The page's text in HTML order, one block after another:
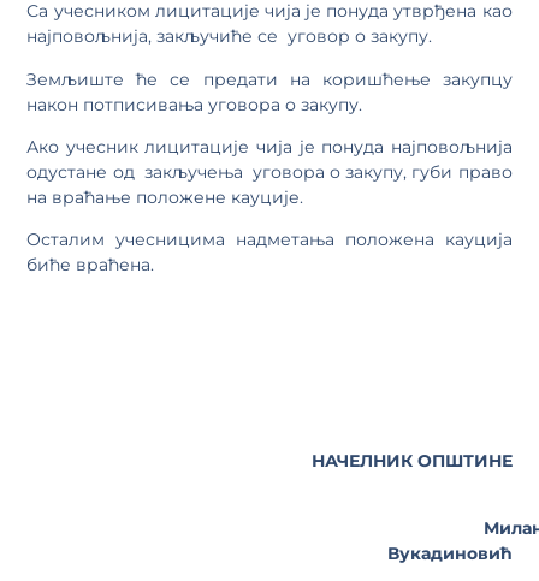
Са учесником лицитације чија је понуда утврђена као
најповољнија, закључиће се уговор о закупу.
Земљиште ће се предати на коришћење закупцу
након потписивања уговора о закупу.
Ако учесник лицитације чија је понуда најповољнија
одустане од закључења уговора о закупу, губи право
на враћање положене кауције.
Осталим учесницима надметања положена кауција
биће враћена.
НАЧЕЛНИК ОПШТИНЕ
Вукадиновић